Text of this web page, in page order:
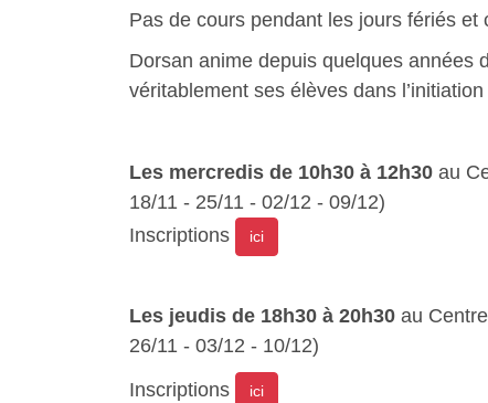
Pas de cours pendant les jours fériés et
Dorsan anime depuis quelques années
véritablement ses élèves dans
Les mercredis de 10h30 à 12h30 au
18/11 - 25/11 - 02/12 - 09/12)
Inscriptions
ici
Les jeudis de 18h30 à 20h30 au
26/11 - 03/12 - 10/12)
Inscriptions ici